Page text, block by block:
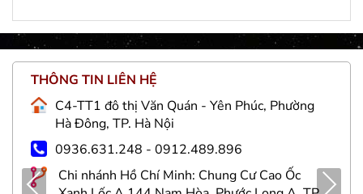
THÔNG TIN LIÊN HỆ
C4-TT1 đô thị Văn Quán - Yên Phúc, Phường
Hà Đông, TP. Hà Nội
0936.631.248 - 0912.489.896
Chi nhánh Hồ Chí Minh: Chung Cư Cao Ốc
Pre Nex